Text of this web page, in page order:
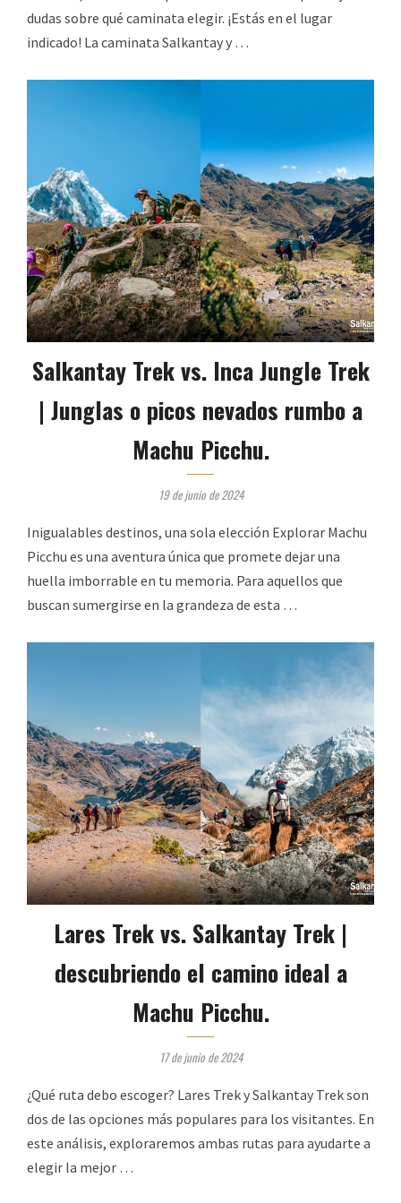
dudas sobre qué caminata elegir. ¡Estás en el lugar
indicado! La caminata Salkantay y …
Salkantay Trek vs. Inca Jungle Trek
| Junglas o picos nevados rumbo a
Machu Picchu.
19 de junio de 2024
Inigualables destinos, una sola elección Explorar Machu
Picchu es una aventura única que promete dejar una
huella imborrable en tu memoria. Para aquellos que
buscan sumergirse en la grandeza de esta …
Lares Trek vs. Salkantay Trek |
descubriendo el camino ideal a
Machu Picchu.
17 de junio de 2024
¿Qué ruta debo escoger? Lares Trek y Salkantay Trek son
dos de las opciones más populares para los visitantes. En
este análisis, exploraremos ambas rutas para ayudarte a
elegir la mejor …